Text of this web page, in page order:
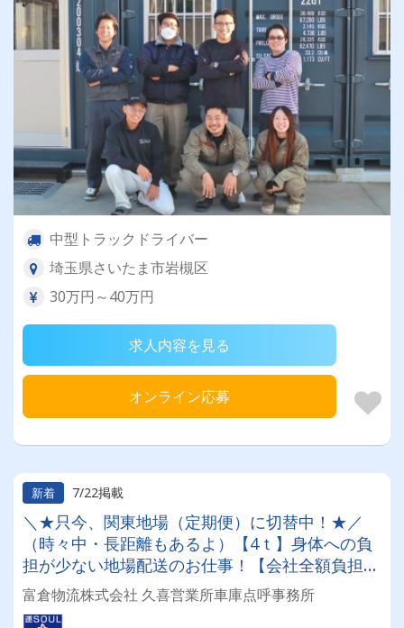
中型トラックドライバー
埼玉県さいたま市岩槻区
30万円～40万円
求人内容を見る
オンライン応募
新着 7/22掲載
＼★只今、関東地場（定期便）に切替中！★／
（時々中・長距離もあるよ）【4ｔ】身体への負
担が少ない地場配送のお仕事！【会社全額負担】
免許取得制度でスキルアップも叶います☆彡◎
日・祝休み(連休あり)◎用途に応じた借り上げ社
富倉物流株式会社 久喜営業所車庫点呼事務所